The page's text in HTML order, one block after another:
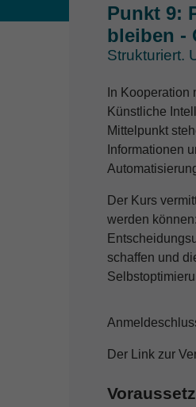
Punkt 9:
bleiben -
Strukturiert.
In
Künstliche
Mittelpunkt
Informationen
Der Kurs
werden
schaffen und
Der Link zur